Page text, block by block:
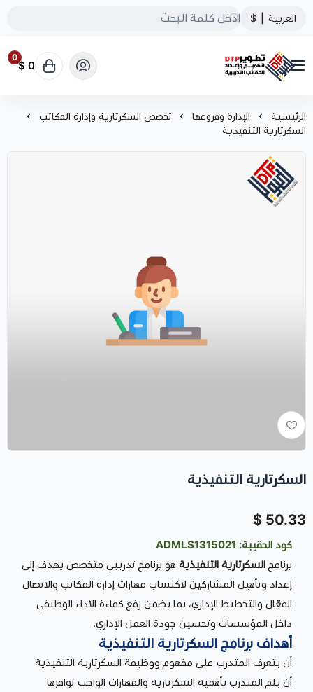
العربية $
تطوير الحقائب التدريبية
0
0 $
الرئيسية الإدارة وفروعها
تخصص السكرتارية وإدارة المكاتب
السكرتارية التنفيذية
السكرتارية التنفيذية
50.33 $
كود الحقيبة: ADMLS1315021
برنامج السكرتارية التنفيذية هو برنامج تدريبي متخصص يهدف إلى
إعداد وتأهيل المشاركين لاكتساب مهارات إدارة المكاتب والاتصال
الفعّال والتخطيط الإداري، بما يضمن رفع كفاءة الأداء الوظيفي
داخل المؤسسات وتحسين جودة العمل الإداري.
أهداف برنامج السكرتارية التنفيذية
أن يتعرف المتدرب على مفهوم ووظيفة السكرتارية التنفيذية
أن يلم المتدرب بأهمية السكرتارية والمهارات الواجب توافرها